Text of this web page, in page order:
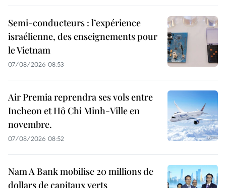
Semi-conducteurs : l’expérience
israélienne, des enseignements pour
le Vietnam
07/08/2026 08:53
Air Premia reprendra ses vols entre
Incheon et Hô Chi Minh-Ville en
novembre.
07/08/2026 08:52
Nam A Bank mobilise 20 millions de
dollars de capitaux verts